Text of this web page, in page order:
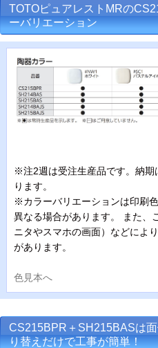
TOTOピュアレストMRの
ーバリエーション
※注2週は受注生産品です。納
ります。
※カラーバリエーションは印刷
異なる場合があります。 また、
ニタやスマホの画面）などによ
があります。
色見本へ
CS215BPR＋SH215BASは
り替えだけで工事が簡単！